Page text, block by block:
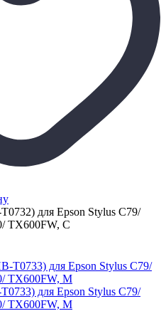
для Epson Stylus C79/
TX600FW, C
для Epson Stylus C79/
TX600FW, M